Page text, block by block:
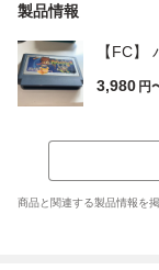
製品情報
【FC】
3,980 円
商品と関連する製品情報を